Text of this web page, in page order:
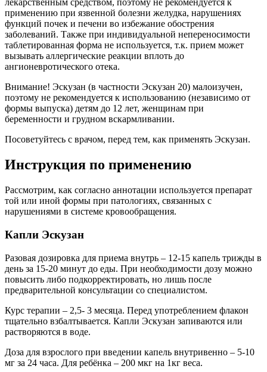
лекарственным средством, поэтому не рекомендуется к
применению при язвенной болезни желудка, нарушениях
функций почек и печени во избежание обострения
заболеваний. Также при индивидуальной непереносимости
таблетированная форма не используется, т.к. прием может
вызывать аллергические реакции вплоть до
ангионевротического отека.
Внимание! Эскузан (в частности Эскузан 20) малоизучен,
поэтому не рекомендуется к использованию (независимо от
формы выпуска) детям до 12 лет, женщинам при
беременности и грудном вскармливании.
Посоветуйтесь с врачом, перед тем, как применять Эскузан.
Инструкция по применению
Рассмотрим, как согласно аннотации используется препарат
той или иной формы при патологиях, связанных с
нарушениями в системе кровообращения.
Капли Эскузан
Разовая дозировка для приема внутрь – 12-15 капель трижды в
день за 15-20 минут до еды. При необходимости дозу можно
повысить либо подкорректировать, но лишь после
предварительной консультации со специалистом.
Курс терапии – 2,5- 3 месяца. Перед употреблением флакон
тщательно взбалтывается. Капли Эскузан запиваются или
растворяются в воде.
Доза для взрослого при введении капель внутривенно – 5-10
мг за 24 часа. Для ребёнка – 200 мкг на 1кг веса.